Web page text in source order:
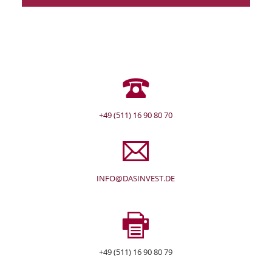
+49 (511) 16 90 80 70
INFO@DASINVEST.DE
+49 (511) 16 90 80 79